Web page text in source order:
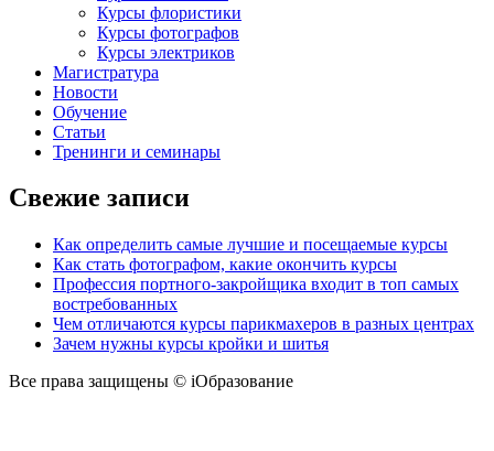
Курсы флористики
Курсы фотографов
Курсы электриков
Магистратура
Новости
Обучение
Статьи
Тренинги и семинары
Свежие записи
Как определить самые лучшие и посещаемые курсы
Как стать фотографом, какие окончить курсы
Профессия портного-закройщика входит в топ самых
востребованных
Чем отличаются курсы парикмахеров в разных центрах
Зачем нужны курсы кройки и шитья
Все права защищены © iОбразование